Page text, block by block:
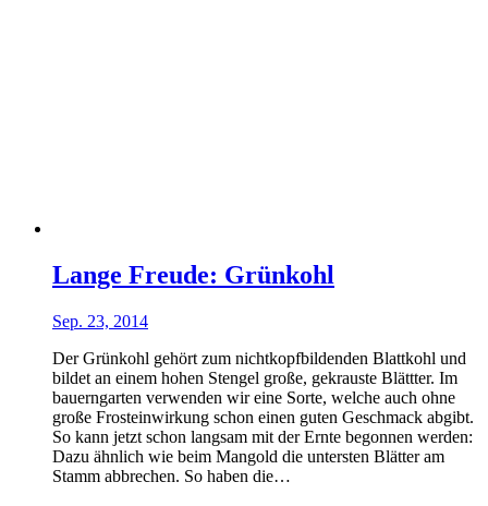
Lange Freude: Grünkohl
Sep. 23, 2014
Der Grünkohl gehört zum nichtkopfbildenden Blattkohl und
bildet an einem hohen Stengel große, gekrauste Blättter. Im
bauerngarten verwenden wir eine Sorte, welche auch ohne
große Frosteinwirkung schon einen guten Geschmack abgibt.
So kann jetzt schon langsam mit der Ernte begonnen werden:
Dazu ähnlich wie beim Mangold die untersten Blätter am
Stamm abbrechen. So haben die…